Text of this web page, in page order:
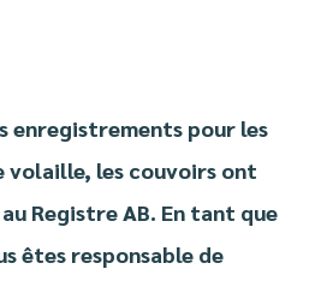
enregistrements pour les
volaille, les couvoirs ont
Registre AB. En tant que
êtes responsable de